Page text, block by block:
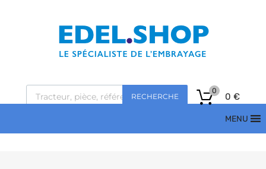
RECHERCHE 0 €
0
MENU